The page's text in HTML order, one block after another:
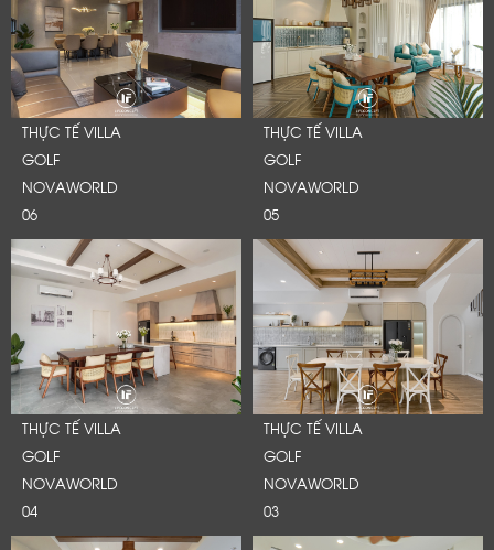
THỰC TẾ VILLA
GOLF
NOVAWORLD
06
THỰC TẾ VILLA
GOLF
NOVAWORLD
05
THỰC TẾ VILLA
GOLF
NOVAWORLD
04
THỰC TẾ VILLA
GOLF
NOVAWORLD
03
Cảm ơn quý khách đã để lại thông tin.
Chúng tôi sẽ liên hệ lại trong thời gian sớm nhất